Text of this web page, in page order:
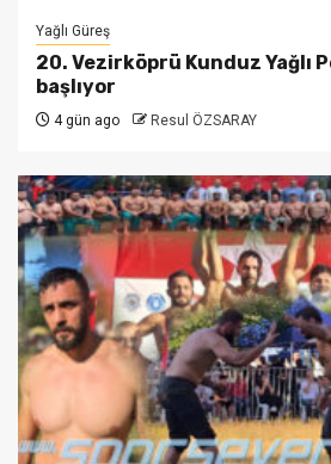
Yağlı Güreş
20. Vezirköprü Kunduz Yağlı
başlıyor
4 gün ago Resul ÖZSARAY